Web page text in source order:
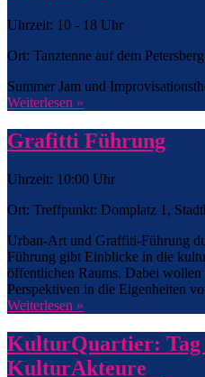
Uhrzeit: 10 - 18 Uhr
Ort: Tanztenne auf dem
Summer Jam und
Weiterlesen »
Grafitti Führung
Uhrzeit: 10:00 Uhr
Ort: Treffpunkt: Domplatz 1,
Urban-Art und Graffiti-Führung
Führung gibt Einblicke in die
öffentlichen Raums. Dabei
Perspektiven in die Eigenheiten
Weiterlesen »
KulturQuartier:
KulturAkteure